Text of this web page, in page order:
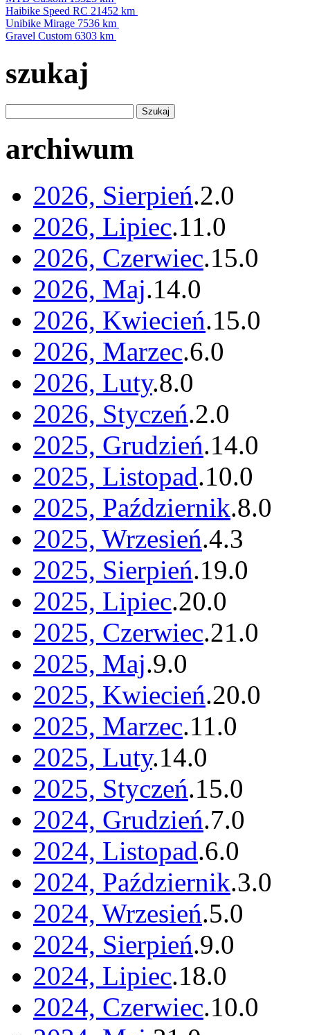
Haibike Speed RC 21452 km
Unibike Mirage 7536 km
Gravel Custom 6303 km
szukaj
archiwum
2026, Sierpień.2.0
2026, Lipiec.11.0
2026, Czerwiec.15.0
2026, Maj.14.0
2026, Kwiecień.15.0
2026, Marzec.6.0
2026, Luty.8.0
2026, Styczeń.2.0
2025, Grudzień.14.0
2025, Listopad.10.0
2025, Październik.8.0
2025, Wrzesień.4.3
2025, Sierpień.19.0
2025, Lipiec.20.0
2025, Czerwiec.21.0
2025, Maj.9.0
2025, Kwiecień.20.0
2025, Marzec.11.0
2025, Luty.14.0
2025, Styczeń.15.0
2024, Grudzień.7.0
2024, Listopad.6.0
2024, Październik.3.0
2024, Wrzesień.5.0
2024, Sierpień.9.0
2024, Lipiec.18.0
2024, Czerwiec.10.0